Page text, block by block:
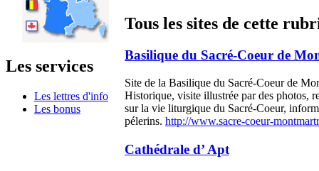
Les services
Les lettres d'info
Les bonus
Tous les sites de cette
Basilique du Sacré-Coeur de
Site de la Basilique du Sacré-Coeur de
Historique, visite illustrée par des photos,
sur la vie liturgique du Sacré-Coeur,
pélerins. http://www.sacre-coeur-
Cathédrale d’ Apt